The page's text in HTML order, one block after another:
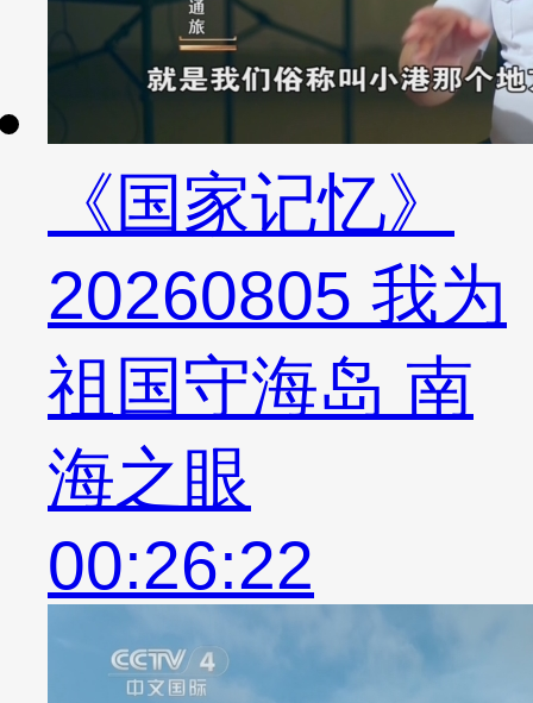
《国家记忆》
20260805 我为
祖国守海岛 南
海之眼
00:26:22